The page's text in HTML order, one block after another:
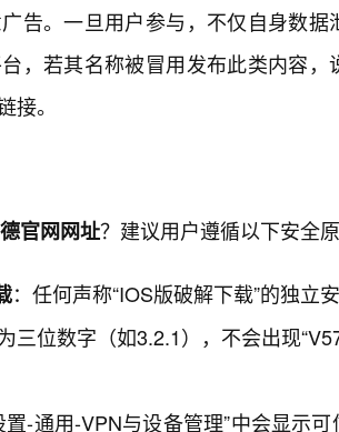
告。一旦用户参与，不仅自身数
，若其名称被冒用发布此类内容
接。
官网网址？建议用户遵循以下安全原
：任何声称“IOS版破解下载”的独立
三位数字（如3.2.1），不会出现
置-通用-VPN与设备管理”中会显示